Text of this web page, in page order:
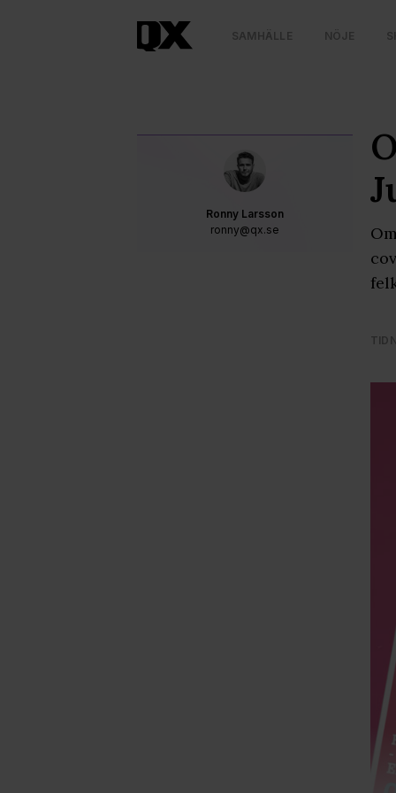
SAMHÄLLE NÖJE
Ronny Larsson
ronny@qx.se